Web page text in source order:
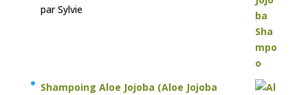
Note5sur 5
par Sylvie
Shampoing Aloe Jojoba (Aloe Jojoba